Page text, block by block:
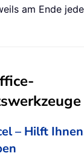
am Ende
– Hilft